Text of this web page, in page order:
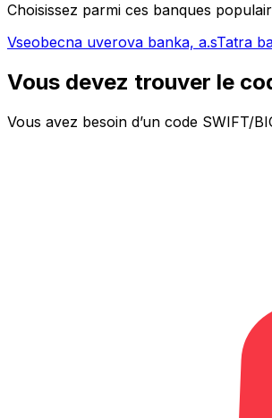
Choisissez parmi ces banques
Vseobecna uverova banka, a.sTatra
Vous devez trouver le
Vous avez besoin d’un code SWIFT/
Comparez-nous à votre banque et